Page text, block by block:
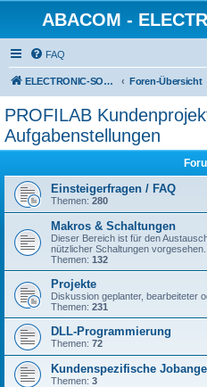
ABACOM -
FAQ
ELECTRONIC-SOFWARE-SHOP Foren-Übersicht
PROFILAB
Aufgabenstellungen
Einsteigerfragen / FAQ
Themen: 280
Makros & Schaltungen
Dieser Bereich ist für den
nützlicher Schaltungen vorgesehen.
Themen: 132
Projekte
Diskussion geplanter, bearbeiteter
Themen: 231
DLL-Programmierung
Themen: 72
Kundenspezifische
Themen: 3